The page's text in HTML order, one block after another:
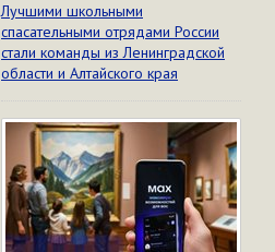
Лучшими школьными
спасательными отрядами России
стали команды из Ленинградской
области и Алтайского края